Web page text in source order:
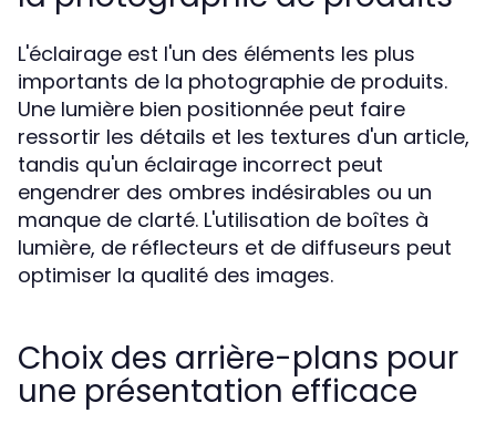
L'éclairage est l'un des éléments les plus
importants de la photographie de produits.
Une lumière bien positionnée peut faire
ressortir les détails et les textures d'un article,
tandis qu'un éclairage incorrect peut
engendrer des ombres indésirables ou un
manque de clarté. L'utilisation de boîtes à
lumière, de réflecteurs et de diffuseurs peut
optimiser la qualité des images.
Choix des arrière-plans pour
une présentation efficace